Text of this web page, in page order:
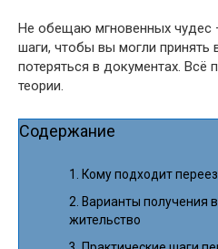
Не обещаю мгновенных
шаги, чтобы вы могли принять
потеряться в документах. Всё
теории.
Содержание
Кому подходит
Варианты получения
жительство